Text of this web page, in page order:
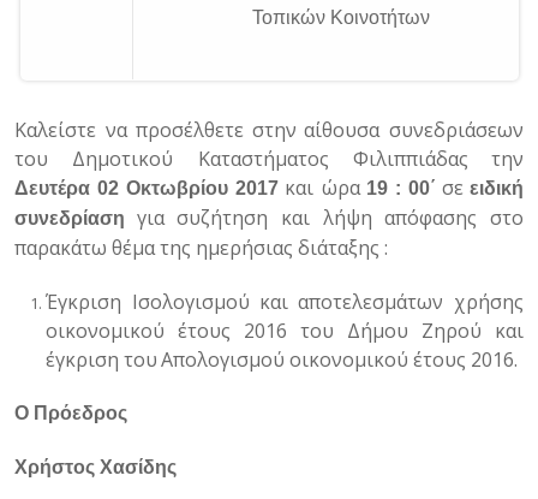
Τοπικών Κοινοτήτων
Καλείστε να προσέλθετε στην αίθουσα συνεδριάσεων
του Δημοτικού Καταστήματος Φιλιππιάδας
την
Δευτέρα 02 Οκτωβρίου 2017 και ώρα 19 : 00΄ σε ειδική
συνεδρίαση
για συζήτηση και λήψη απόφασης στο
παρακάτω θέμα της ημερήσιας διάταξης :
Έγκριση Ισολογισμού και αποτελεσμάτων χρήσης
οικονομικού έτους 2016 του Δήμου Ζηρού και
έγκριση τουΑπολογισμού οικονομικού έτους 2016.
Ο Πρόεδρος
Χρήστος Χασίδης